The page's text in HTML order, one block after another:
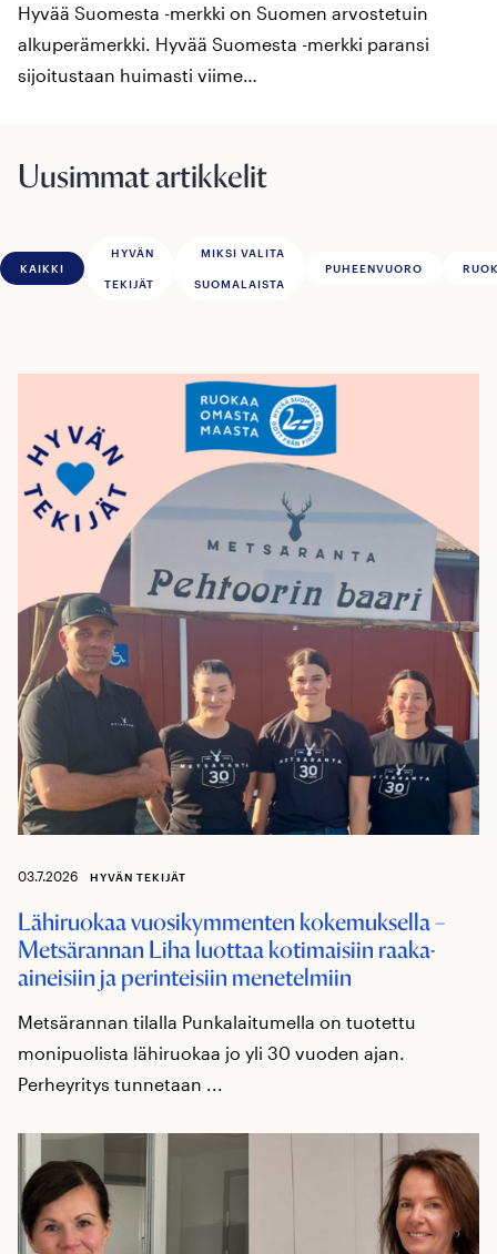
Hyvää Suomesta -merkki on Suomen arvostetuin
alkuperämerkki. Hyvää Suomesta -merkki paransi
sijoitustaan huimasti viime…
Uusimmat artikkelit
KAIKKI
HYVÄN
TEKIJÄT
MIKSI VALITA
SUOMALAISTA
PUHEENVUORO
03.7.2026 HYVÄN TEKIJÄT
Lähiruokaa vuosikymmenten kokemuksella –
Metsärannan Liha luottaa kotimaisiin raaka-
aineisiin ja perinteisiin menetelmiin
Metsärannan tilalla Punkalaitumella on tuotettu
monipuolista lähiruokaa jo yli 30 vuoden ajan.
Perheyritys tunnetaan ...